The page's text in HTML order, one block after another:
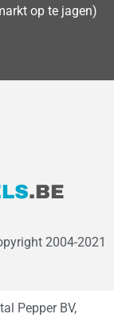
op te jagen)
2004-2021
Pepper BV,